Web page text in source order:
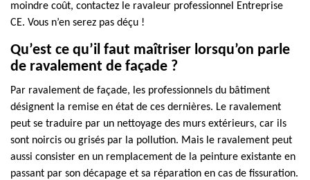
moindre coût, contactez le ravaleur professionnel Entreprise
CE. Vous n’en serez pas déçu !
Qu’est ce qu’il faut maîtriser lorsqu’on parle
de ravalement de façade ?
Par ravalement de façade, les professionnels du bâtiment
désignent la remise en état de ces dernières. Le ravalement
peut se traduire par un nettoyage des murs extérieurs, car ils
sont noircis ou grisés par la pollution. Mais le ravalement peut
aussi consister en un remplacement de la peinture existante en
passant par son décapage et sa réparation en cas de fissuration.